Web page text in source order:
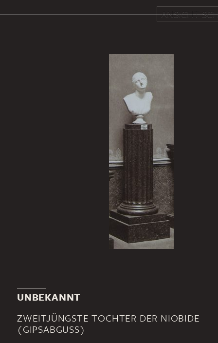
ANSICHT
UNBEKANNT
ZWEITJÜNGSTE TOCHTER DER NIOBIDE
(GIPSABGUSS)